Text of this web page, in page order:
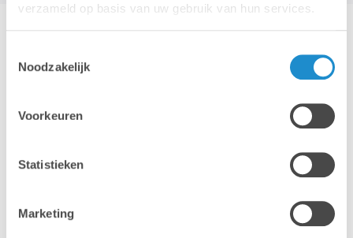
verzameld op basis van uw gebruik van hun services.
Noodzakelijk
Voorkeuren
Statistieken
Marketing